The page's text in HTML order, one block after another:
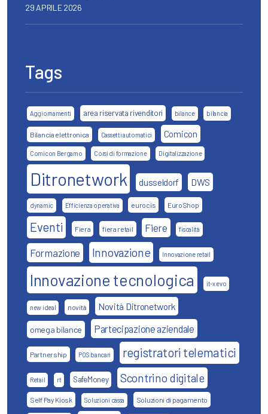
29 APRILE 2026
Tags
Aggiornamenti area riservata rivenditori bilance bilancia
Bilancia elettronica Cassetti automatici Comicon
Comicon Bergamo Corsi di formazione Digitalizzazione
Ditronetwork dusseldorf DWS
dynamic Efficienza operativa eurocis EuroShop
Eventi Fiera fiera retail Fiere fiscalità
Formazione Innovazione Innovazione retail
Innovazione tecnologica it-x evo
new ideal novità Novità Ditronetwork
omega bilance Partecipazione aziendale
Partnership POS bancari registratori telematici
Retail rt SafeMoney Scontrino digitale
Self Pay Kiosk Soluzioni cassa Soluzioni di pagamento